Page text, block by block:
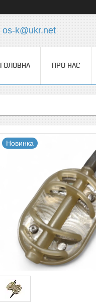
os-k@ukr.net
ГОЛОВНА ПРО НАС
Новинка